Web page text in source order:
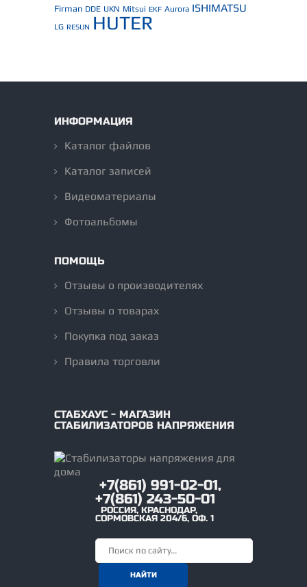
Firman DDE UKN Mitsui EKF Aurora ISHIMATSU
LG RESUN HUTER
ИНФОРМАЦИЯ
Каталог файлов
Каталог записей
Видеоматериалы
Фотоальбомы
ПОМОЩЬ
Отзывы о производителях
Отзывы о товарах
Покупка под заказ
Правила торговли
СТАБХАУС - МАГАЗИН
СТАБИЛИЗАТОРОВ НАПРЯЖЕНИЯ
+7(861) 991-02-01,
+7(861) 243-50-01
РОССИЯ,КРАСНОДАР,
СОРМОВСКАЯ 204/6, ОФ. 1